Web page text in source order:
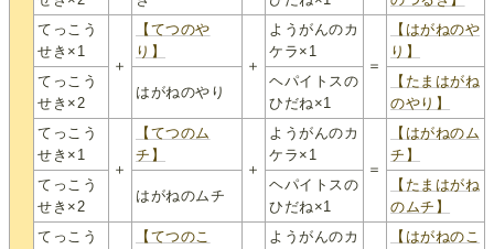
てっこう
せき×1
＋
【てつのや
り】
＋
ようがんのカ
ケラ×1
＝
【はがねのや
り】
てっこう
せき×2
はがねのやり
ヘパイトスの
ひだね×1
【たまはがね
のやり】
てっこう
せき×1
＋
【てつのム
チ】
＋
ようがんのカ
ケラ×1
＝
【はがねのム
チ】
てっこう
せき×2
はがねのムチ
ヘパイトスの
ひだね×1
【たまはがね
のムチ】
てっこう
【てつのこ
ようがんのカ
【はがねのこ